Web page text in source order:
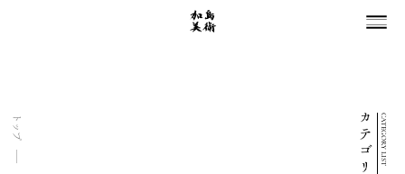
トップ CATEGORY LIST